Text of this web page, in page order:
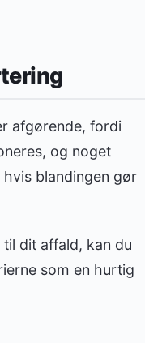
afgørende, fordi
og noget
blandingen gør
dit affald, kan du
som en hurtig